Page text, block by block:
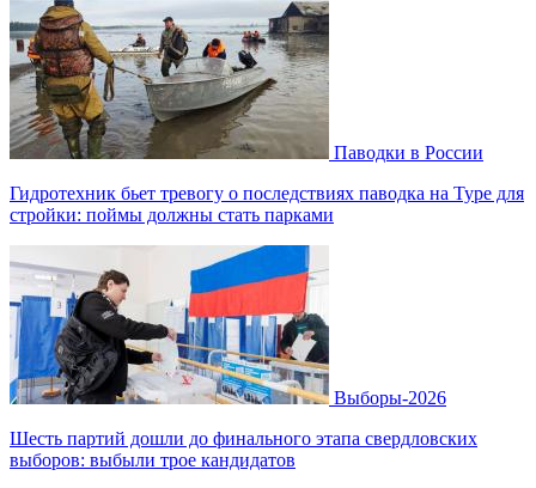
Паводки в России
Гидротехник бьет тревогу о последствиях паводка на Туре для
стройки: поймы должны стать парками
Выборы-2026
Шесть партий дошли до финального этапа свердловских
выборов: выбыли трое кандидатов